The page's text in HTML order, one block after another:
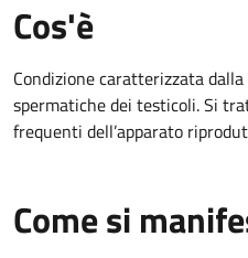
Cos'è
Condizione caratterizzata
spermatiche dei testicoli. Si
frequenti dell’apparato
Come si